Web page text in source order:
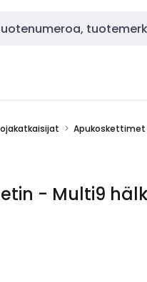
Apukoskettimet
- Multi9